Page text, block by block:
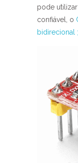
pode
confiável, o
bidirecional